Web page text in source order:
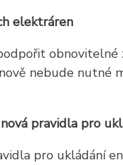
elektráren
nebude nutné
pravidla pro
pro ukládání